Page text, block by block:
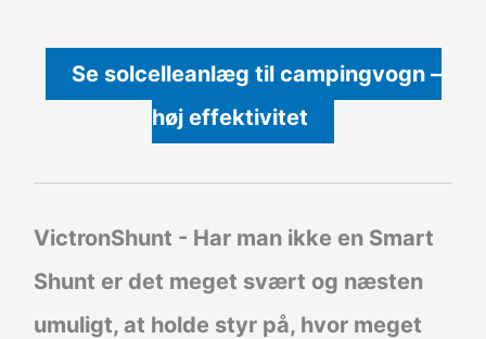
Se solcelleanlæg til campingvogn –
høj effektivitet
VictronShunt - Har man ikke en Smart
Shunt er det meget svært og næsten
umuligt, at holde styr på, hvor meget